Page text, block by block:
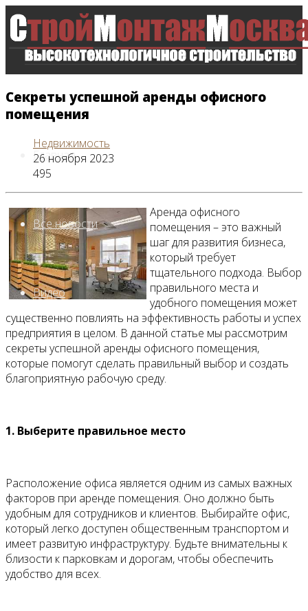
Главная
Все новости
Видео
Секреты успешной аренды офисного
помещения
Недвижимость
26 ноября 2023
495
Аренда офисного
помещения – это важный
шаг для развития бизнеса,
который требует
тщательного подхода. Выбор
правильного места и
удобного помещения может
существенно повлиять на эффективность работы и успех
предприятия в целом. В данной статье мы рассмотрим
секреты успешной аренды офисного помещения,
которые помогут сделать правильный выбор и создать
благоприятную рабочую среду.
1. Выберите правильное место
Расположение офиса является одним из самых важных
факторов при аренде помещения. Оно должно быть
удобным для сотрудников и клиентов. Выбирайте офис,
который легко доступен общественным транспортом и
имеет развитую инфраструктуру. Будьте внимательны к
близости к парковкам и дорогам, чтобы обеспечить
удобство для всех.